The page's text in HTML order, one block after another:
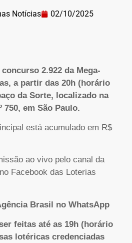
Notícias
02/10/2025
2.922 da Mega-
a partir das 20h (horário
da Sorte, localizado na
750, em São Paulo.
está acumulado em R$
ao vivo pelo canal da
Facebook das Loterias
Brasil no WhatsApp
feitas até as 19h (horário
lotéricas credenciadas